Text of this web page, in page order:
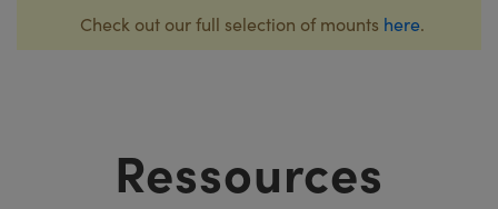
Check out our full selection of mounts here.
Ressources